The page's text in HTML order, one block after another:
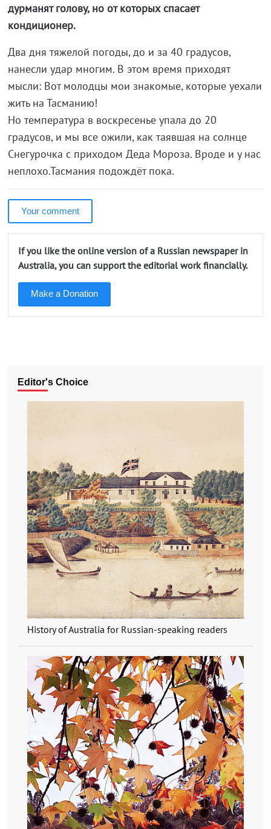
дурманят голову, но от которых спасает
кондиционер.
Два дня тяжелой погоды, до и за 40 градусов,
нанесли удар многим. В этом время приходят
мысли: Вот молодцы мои знакомые, которые уехали
жить на Тасманию!
Но температура в воскресенье упала до 20
градусов, и мы все ожили, как таявшая на солнце
Снегурочка с приходом Деда Мороза. Вроде и у нас
неплохо.Тасмания подождёт пока.
Your comment
If you like the online version of a Russian newspaper in
Australia, you can support the editorial work financially.
Make a Donation
Editor's Choice
History of Australia for Russian-speaking readers